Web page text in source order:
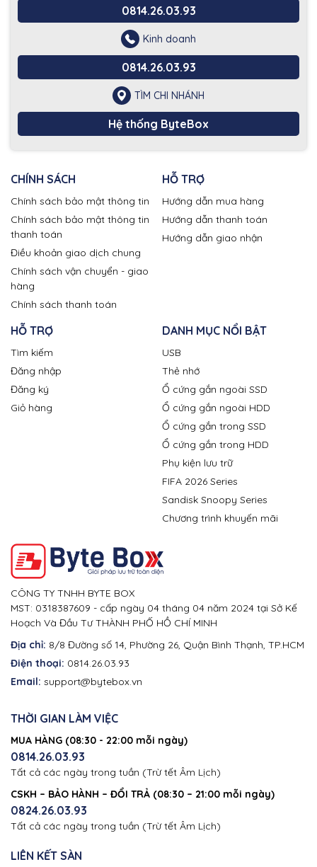
0814.26.03.93
Kinh doanh
0814.26.03.93
TÌM CHI NHÁNH
Hệ thống ByteBox
CHÍNH SÁCH
Chính sách bảo mật thông tin
Chính sách bảo mật thông tin
thanh toán
Điều khoản giao dịch chung
Chính sách vận chuyển - giao
hàng
Chính sách thanh toán
HỖ TRỢ
Hướng dẫn mua hàng
Hướng dẫn thanh toán
Hướng dẫn giao nhận
HỖ TRỢ
Tìm kiếm
Đăng nhập
Đăng ký
Giỏ hàng
DANH MỤC NỔI BẬT
USB
Thẻ nhớ
Ổ cứng gắn ngoài SSD
Ổ cứng gắn ngoài HDD
Ổ cứng gắn trong SSD
Ổ cứng gắn trong HDD
Phụ kiện lưu trữ
FIFA 2026 Series
Sandisk Snoopy Series
Chương trình khuyến mãi
CÔNG TY TNHH BYTE BOX
MST: 0318387609 - cấp ngày 04 tháng 04 năm 2024 tại Sở Kế
Hoạch Và Đầu Tư THÀNH PHỐ HỒ CHÍ MINH
Địa chỉ: 8/8 Đường số 14, Phường 26, Quận Bình Thạnh, TP.HCM
Điện thoại: 0814.26.03.93
Email: support@bytebox.vn
THỜI GIAN LÀM VIỆC
MUA HÀNG (08:30 - 22:00 mỗi ngày)
0814.26.03.93
Tất cả các ngày trong tuần (Trừ tết Âm Lịch)
CSKH – BẢO HÀNH – ĐỔI TRẢ (08:30 – 21:00 mỗi ngày)
0824.26.03.93
Tất cả các ngày trong tuần (Trừ tết Âm Lịch)
LIÊN KẾT SÀN